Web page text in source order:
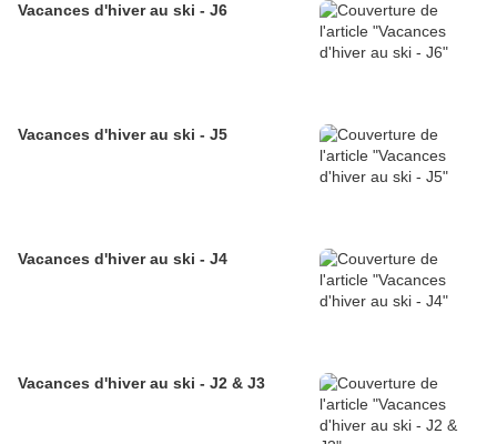
Vacances d'hiver au ski - J6
Vacances d'hiver au ski - J5
Vacances d'hiver au ski - J4
Vacances d'hiver au ski - J2 & J3